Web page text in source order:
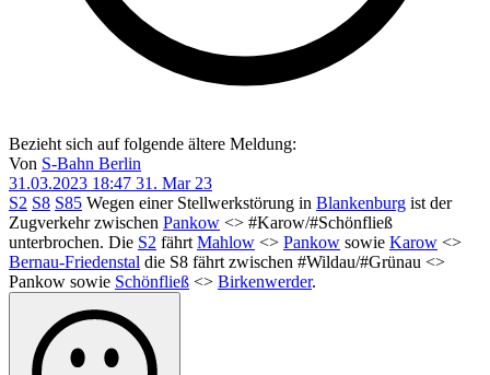
Bezieht sich auf folgende ältere Meldung:
Von S-Bahn Berlin
31.03.2023 18:47 31. Mar 23
S2 S8 S85 Wegen einer Stellwerkstörung in Blankenburg ist der
Zugverkehr zwischen Pankow <> #Karow/#Schönfließ
unterbrochen. Die S2 fährt Mahlow <> Pankow sowie Karow <>
Bernau-Friedenstal die S8 fährt zwischen #Wildau/#Grünau <>
Pankow sowie Schönfließ <> Birkenwerder.